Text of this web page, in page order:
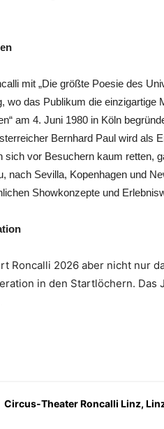
mit „Die größte Poesie des
wo das Publikum die
am 4. Juni 1980 in Köln
Bernhard Paul wird als
sich vor Besuchern kaum retten,
nach Sevilla, Kopenhagen und
Showkonzepte und
Roncalli 2026 aber nicht nur
in den Startlöchern.
Circus-Theater Roncalli Linz,